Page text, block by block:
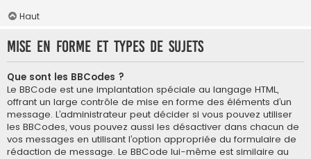
Haut
Mise en forme et types de sujets
Que sont les BBCodes ?
Le BBCode est une implantation spéciale au langage HTML,
offrant un large contrôle de mise en forme des éléments d’un
message. L’administrateur peut décider si vous pouvez utiliser
les BBCodes, vous pouvez aussi les désactiver dans chacun de
vos messages en utilisant l’option appropriée du formulaire de
rédaction de message. Le BBCode lui-même est similaire au